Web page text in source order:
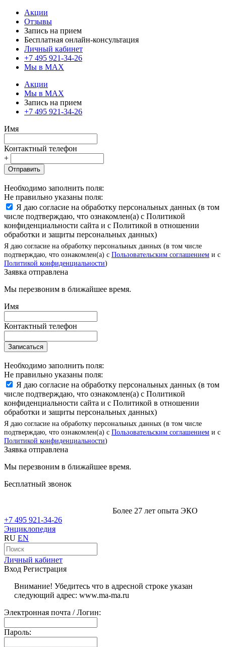
Акции
Отзывы
Запись на прием
Бесплатная онлайн-консультация
Личный кабинет
+7 495 921-34-26
Мы в MAX
Акции
Мы в MAX
Запись на прием
+7 495 921-34-26
Имя
Контактный телефон
+
Отправить
Необходимо заполнить поля:
Не правильно указаны поля:
Я даю согласие на обработку персональных данных (в том
числе подтверждаю, что ознакомлен(а) с Политикой
конфиденциальности сайта и с Политикой в отношении
обработки и защиты персональных данных)
Я даю согласие на обработку персональных данных (в том числе
подтверждаю, что ознакомлен(а) с Пользовательским соглашением и с
Политикой конфиденциальности)
Заявка отправлена
Мы перезвоним в ближайшее время.
Имя
Контактный телефон
Записаться
Необходимо заполнить поля:
Не правильно указаны поля:
Я даю согласие на обработку персональных данных (в том
числе подтверждаю, что ознакомлен(а) с Политикой
конфиденциальности сайта и с Политикой в отношении
обработки и защиты персональных данных)
Я даю согласие на обработку персональных данных (в том числе
подтверждаю, что ознакомлен(а) с Пользовательским соглашением и с
Политикой конфиденциальности)
Заявка отправлена
Мы перезвоним в ближайшее время.
Бесплатный звонок
Более 27 лет опыта ЭКО
+7 495 921-34-26
Энциклопедия
RU EN
Личный кабинет
Вход Регистрация
Внимание! Убедитесь что в адресной строке указан
следующий адрес: www.ma-ma.ru
Электронная почта / Логин:
Пароль: